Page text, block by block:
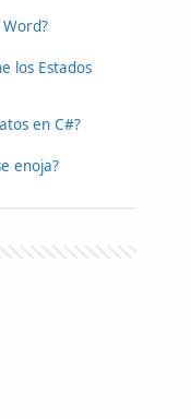
los Estados
en C#?
enoja?